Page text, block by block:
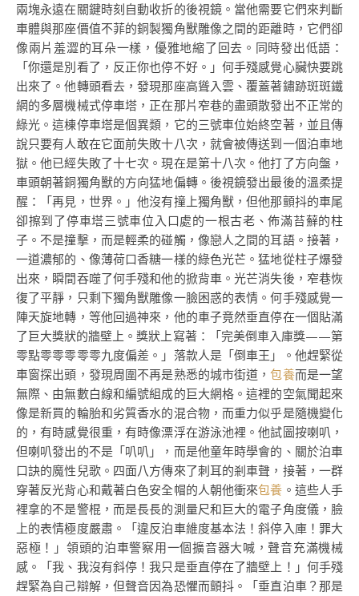
兩塊永遠在關鍵時刻自動收折的後視鏡。當他需要它們來判斷
車體與那座價值不菲的銅製獨角獸雕像之間的距離時，它們卻
像兩片羞澀的耳朵一樣，優雅地縮了回去。同時發出低語：
「你還是別看了，反正你也停不好。」何手殘感覺心臟快要跳
出來了。他轉頭看去，發現那座高聳入雲、覆蓋著鏽跡斑斑鐵
網的多層機械式停車塔，正在那片窄巷的盡頭散發出不正常的
綠光。這棟停車塔是個異類，它的三號車位始終空著，並且傳
說只要有人敢在它面前失敗十八次，就會被傳送到一個泊車地
獄。他已經失敗了十七次。現在是第十八次。他打了方向盤，
車頭朝著銅獨角獸的方向猛地偏轉。後視鏡發出最後的溫柔提
醒：「再見，世界。」他沒有撞上獨角獸，但他那顫抖的車尾
卻擦到了停車塔三號車位入口處的一根古老、佈滿苔蘚的柱
子。不是撞擊，而是輕柔的碰觸，像戀人之間的耳語。接著，
一道濃郁的、像薄荷口香糖一樣的綠色光芒。猛地從柱子爆發
出來，瞬間吞噬了何手殘和他的掀背車。光芒消失後，窄巷恢
復了平靜，只剩下獨角獸雕像一臉困惑的表情。何手殘感覺一
陣天旋地轉，等他回過神來，他的車子竟然垂直停在一個貼滿
了巨大獎狀的牆壁上。獎狀上寫著：「完美倒車入庫獎——第
零點零零零零零九度偏差。」落款人是「倒車王」。他趕緊從
車窗探出頭，發現周圍不再是熟悉的城市街道，包養而是一望
無際、由無數白線和編號組成的巨大網格。這裡的空氣聞起來
像是新買的輪胎和劣質香水的混合物，而重力似乎是隨機變化
的，有時感覺很重，有時像漂浮在游泳池裡。他試圖按喇叭，
但喇叭發出的不是「叭叭」，而是他童年時學會的、關於泊車
口訣的魔性兒歌。四面八方傳來了刺耳的剎車聲，接著，一群
穿著反光背心和戴著白色安全帽的人朝他衝來包養 。這些人手
裡拿的不是警棍，而是長長的測量尺和巨大的電子角度儀，臉
上的表情極度嚴肅。「違反泊車維度基本法！斜停入庫！罪大
惡極！」領頭的泊車警察用一個擴音器大喊，聲音充滿機械
感。「我、我沒有斜停！我只是垂直停在了牆壁上！」何手殘
趕緊為自己辯解，但聲音因為恐懼而顫抖。「垂直泊車？那是